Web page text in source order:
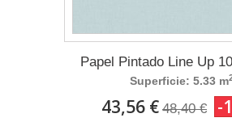
Papel Pintado Line Up
Superficie: 5.33 m
43,56 € 48,40 € -